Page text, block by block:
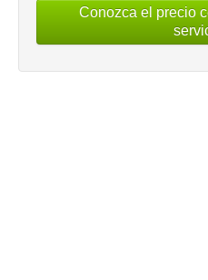
Conozca el precio